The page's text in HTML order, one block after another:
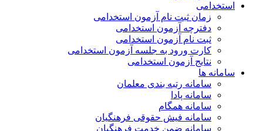
استخدامی
زمان ثبت نام آزمون استخدامی
دفترچه آزمون استخدامی
ثبت نام آزمون استخدامی
کارت ورود به جلسه آزمون استخدامی
نتایج آزمون استخدامی
سامانه ها
سامانه رتبه بندی معلمان
سامانه پادا
سامانه همگام
سامانه فیش حقوقی فرهنگیان
سامانه ضمن خدمت فرهنگیان